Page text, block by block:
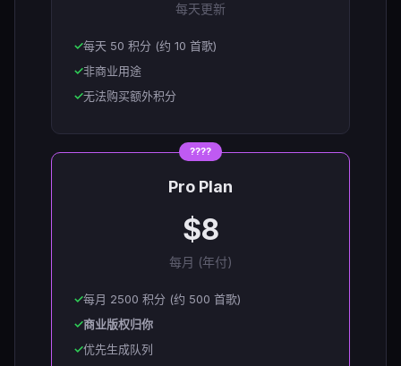
每天更新
每天 50 积分 (约 10 首歌)
非商业用途
无法购买额外积分
????
Pro Plan
$8
每月 (年付)
每月 2500 积分 (约 500 首歌)
商业版权归你
优先生成队列